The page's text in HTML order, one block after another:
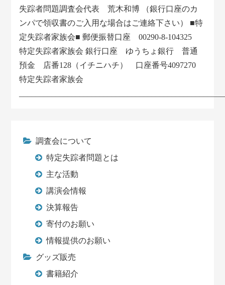
失踪者問題調査会代表 荒木和博 （銀行口座のカ
ンパで領収書のご入用な場合はご連絡下さい） ■特
定失踪者家族会■ 郵便振替口座 00290-8-104325
特定失踪者家族会 銀行口座 ゆうちょ銀行 普通
預金 店番128（イチニハチ） 口座番号4097270
特定失踪者家族会
調査会について
特定失踪者問題とは
主な活動
講演会情報
決算報告
寄付のお願い
情報提供のお願い
グッズ販売
書籍紹介